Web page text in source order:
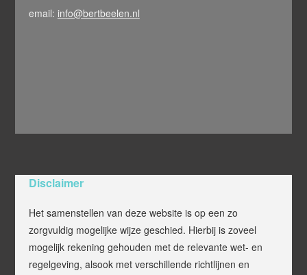
email: info@bertbeelen.nl
Disclaimer
Het samenstellen van deze website is op een zo
zorgvuldig mogelijke wijze geschied. Hierbij is zoveel
mogelijk rekening gehouden met de relevante wet- en
regelgeving, alsook met verschillende richtlijnen en